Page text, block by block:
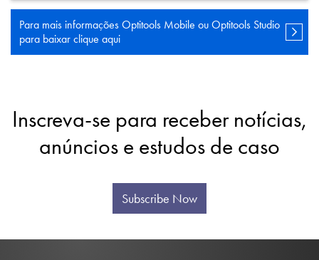
Para mais informaçõesOptitools Mobile ou Optitools Studio
para baixar clique aqui
Inscreva-se para receber notícias,
anúncios e estudos de caso
Subscribe Now